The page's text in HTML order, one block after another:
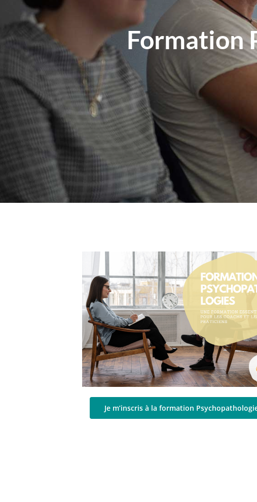
Formation
Je m’inscris à la formation